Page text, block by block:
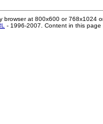
browser at 800x600 or 768x1024
- 1996-2007. Content in this page